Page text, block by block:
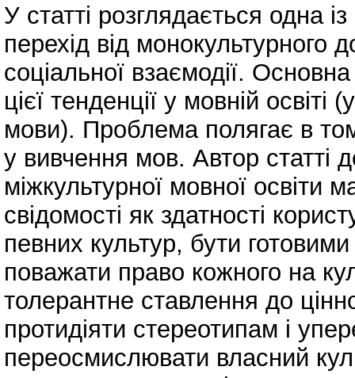
У статті розглядається одна
перехід від монокультурного
соціальної взаємодії.
цієї тенденції у мовній освіті
мови). Проблема полягає в
у вивчення мов. Автор статті
міжкультурної мовної освіти
свідомості як здатності
певних культур, бути
поважати право кожного на
толерантне ставлення до
протидіяти стереотипам і
переосмислювати власний